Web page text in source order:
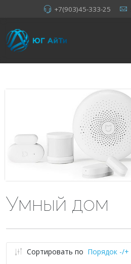
+7(903)45-333-25
Умный дом
Сортировать по Порядок -/+